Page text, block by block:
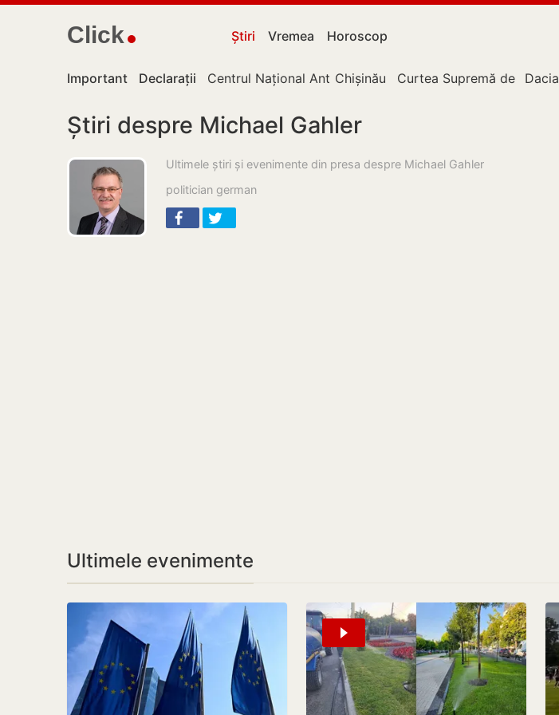
Click Știri Vremea Horoscop
Important Declarații Centrul Național Anticorupție
Chișinău Curtea Supremă de Justiție
Dacia
Știri despre Michael Gahler
Ultimele știri și evenimente din presa despre Michael Gahler
politician german
Ultimele evenimente